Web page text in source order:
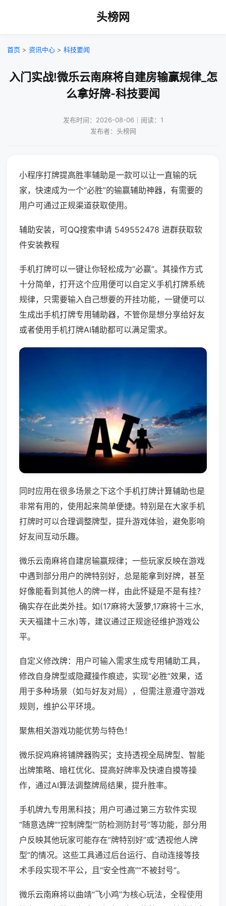
头榜网
首页 > 资讯中心 > 科技要闻
入门实战!微乐云南麻将自建房输赢规律_怎
么拿好牌-科技要闻
发布时间：2026-08-06｜阅读：1
发布者：头榜网
小程序打牌提高胜率辅助是一款可以让一直输的玩
家，快速成为一个“必胜”的输赢辅助神器，有需要的
用户可通过正规渠道获取使用。
辅助安装，可QQ搜索申请 549552478 进群获取软
件安装教程
手机打牌可以一键让你轻松成为“必赢”。其操作方式
十分简单，打开这个应用便可以自定义手机打牌系统
规律，只需要输入自己想要的开挂功能，一键便可以
生成出手机打牌专用辅助器，不管你是想分享给好友
或者使用手机打牌AI辅助都可以满足需求。
同时应用在很多场景之下这个手机打牌计算辅助也是
非常有用的，使用起来简单便捷。特别是在大家手机
打牌时可以合理调整牌型，提升游戏体验，避免影响
好友间互动乐趣。
微乐云南麻将自建房输赢规律；一些玩家反映在游戏
中遇到部分用户的牌特别好，总是能拿到好牌，甚至
好像能看到其他人的牌一样，由此怀疑是不是有挂？
确实存在此类外挂。如(17麻将大菠萝,17麻将十三水,
天天福建十三水)等，建议通过正规途径维护游戏公
平。
自定义修改牌：用户可输入需求生成专用辅助工具，
修改自身牌型或隐藏操作痕迹，实现“必胜”效果，适
用于多种场景（如与好友对局），但需注意遵守游戏
规则，维护公平环境。
聚焦相关游戏功能优势与特色！
微乐捉鸡麻将铺牌器购买；支持透视全局牌型、智能
出牌策略、暗杠优化、提高好牌率及快速自摸等操
作，通过AI算法调整牌局结果，提升胜率。
手机牌九专用黑科技；用户可通过第三方软件实现
“随意选牌”“控制牌型”“防检测防封号”等功能，部分用
户反映其他玩家可能存在“牌特别好”或“透视他人牌
型”的情况。这些工具通过后台运行、自动连接等技
术手段实现不平公，且“安全性高”“不被封号”。
微乐云南麻将以曲靖“飞小鸡”为核心玩法，全程使用